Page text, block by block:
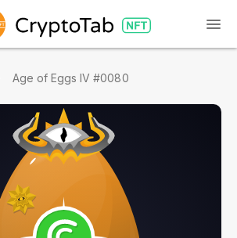
Age of Eggs IV #0080